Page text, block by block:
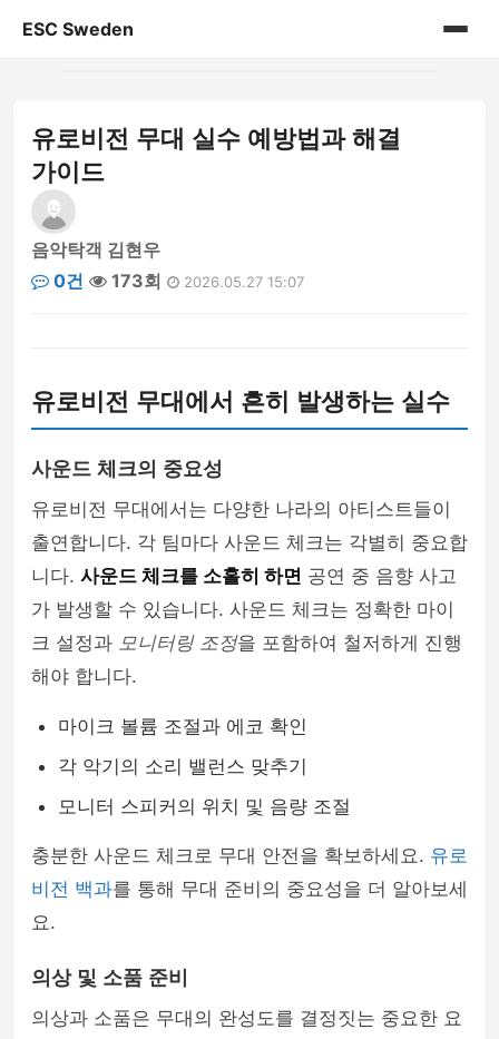
ESC Sweden
게시판
유로비전 무대 실수 예방법과 해결
가이드
음악탁객 김현우
0건
173회 2026.05.27 15:07
유로비전 무대에서 흔히 발생하는 실수
사운드 체크의 중요성
유로비전 무대에서는 다양한 나라의 아티스트들이
출연합니다. 각 팀마다 사운드 체크는 각별히 중요합
니다. 사운드 체크를 소홀히 하면 공연 중 음향 사고
가 발생할 수 있습니다. 사운드 체크는 정확한 마이
크 설정과 모니터링 조정을 포함하여 철저하게 진행
해야 합니다.
마이크 볼륨 조절과 에코 확인
각 악기의 소리 밸런스 맞추기
모니터 스피커의 위치 및 음량 조절
충분한 사운드 체크로 무대 안전을 확보하세요. 유로
비전 백과를 통해 무대 준비의 중요성을 더 알아보세
요.
의상 및 소품 준비
의상과 소품은 무대의 완성도를 결정짓는 중요한 요